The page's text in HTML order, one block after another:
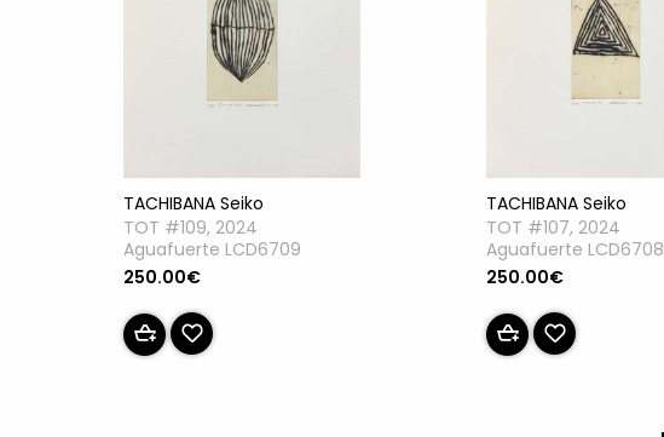
TACHIBANA Seiko
TOT #109, 2024
Aguafuerte LCD6709
250.00€
TACHIBANA Seiko
TOT #107, 2024
Aguafuerte LCD6708
250.00€